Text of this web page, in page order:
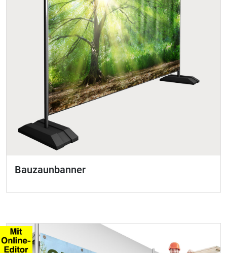
Bauzaunbanner